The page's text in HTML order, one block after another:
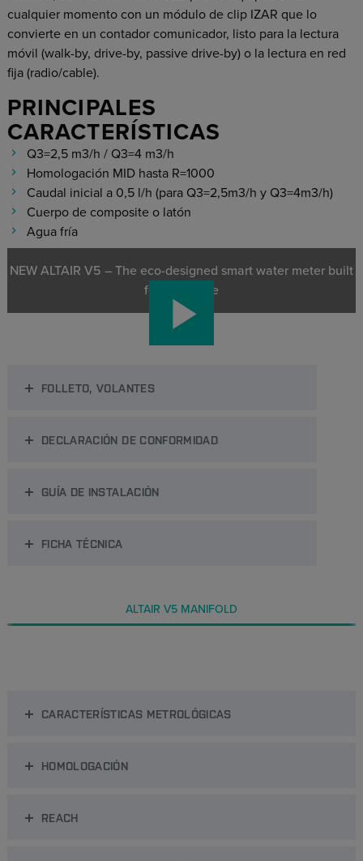
cualquier momento con un módulo de clip IZAR que lo
convierte en un contador comunicador, listo para la lectura
móvil (walk-by, drive-by, passive drive-by) o la lectura en red
fija (radio/cable).
PRINCIPALES
CARACTERÍSTICAS
Q3=2,5 m3/h / Q3=4 m3/h
Homologación MID hasta R=1000
Caudal inicial a 0,5 l/h (para Q3=2,5m3/h y Q3=4m3/h)
Cuerpo de composite o latón
Agua fría
NEW ALTAIR V5 – The eco-designed smart water meter built
for the future
FOLLETO, VOLANTES
DECLARACIÓN DE CONFORMIDAD
GUÍA DE INSTALACIÓN
FICHA TÉCNICA
ALTAIR V5 MANIFOLD
CARACTERÍSTICAS METROLÓGICAS
HOMOLOGACIÓN
REACH